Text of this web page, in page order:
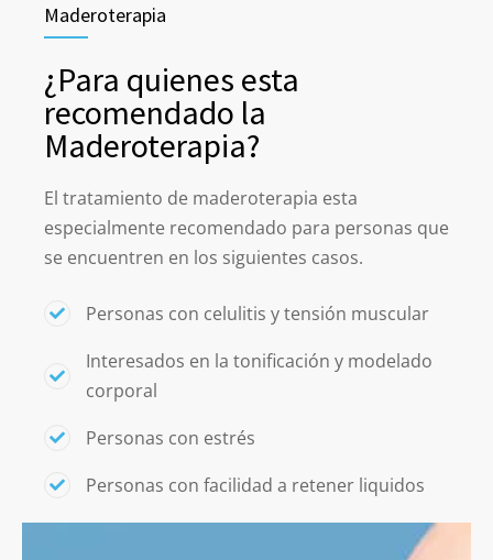
Maderoterapia
¿Para quienes esta
recomendado la
Maderoterapia?
El tratamiento de maderoterapia esta
especialmente recomendado para personas que
se encuentren en los siguientes casos.
Personas con celulitis y tensión muscular
Interesados en la tonificación y modelado
corporal
Personas con estrés
Personas con facilidad a retener liquidos